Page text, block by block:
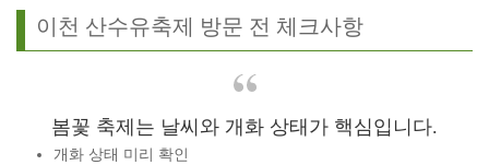
이천 산수유축제 방문 전 체크사항
봄꽃 축제는 날씨와 개화 상태가 핵심입니다.
개화 상태 미리 확인